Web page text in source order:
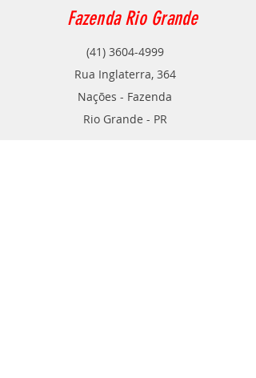
Fazenda Rio Grande
(41) 3604-4999
Rua Inglaterra, 364
Nações - Fazenda
Rio Grande - PR